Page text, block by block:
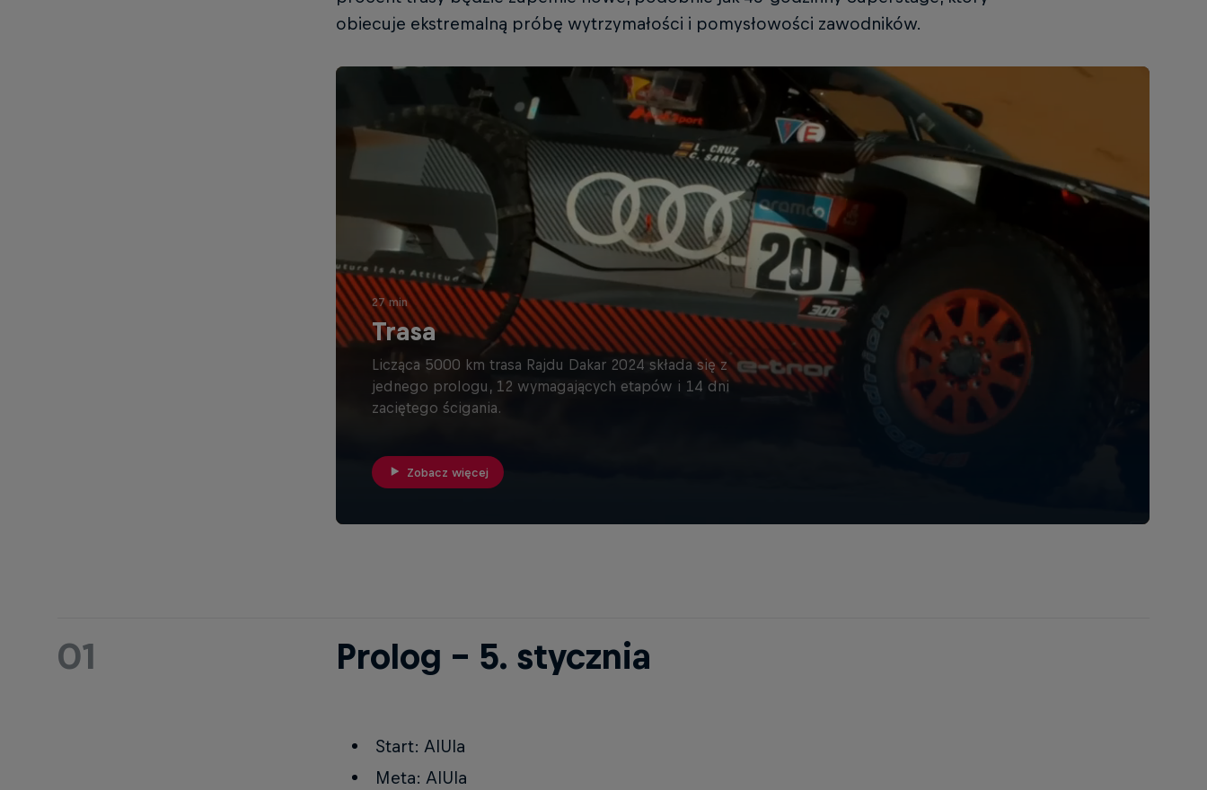
obiecuje ekstremalną próbę wytrzymałości i pomysłowości zawodników.
27 min
Trasa
Licząca 5000 km trasa Rajdu Dakar 2024 składa się z
jednego prologu, 12 wymagających etapów i 14 dni
zaciętego ścigania.
Zobacz więcej
01 Prolog – 5. stycznia
Start: AlUla
Meta: AlUla